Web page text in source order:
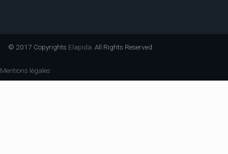
© 2017 Copyrights Elapida . All Rights Reserved
Mentions légales